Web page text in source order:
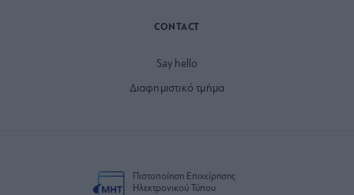
CONTACT
Say hello
Διαφημιστικό τμήμα
Πιστοποίηση Επιχείρησης
Ηλεκτρονικού Τύπου